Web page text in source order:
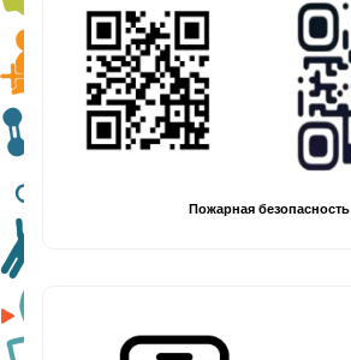
Пожарная безопасность